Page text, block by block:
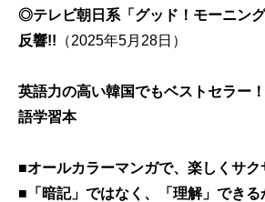
◎テレビ朝日系「グッド！モーニン
反響!! （2025年5月28日）
英語力の高い韓国でもベストセラー
語学習本
■オールカラーマンガで、楽しくサク
■「暗記」ではなく、「理解」できる